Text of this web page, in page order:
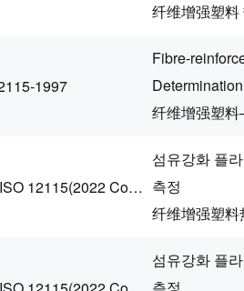
纤维增强塑
1997
Fibre-
纤维增强塑
KS M ISO 12115(2022 Confirm)
섬유강화 플
측정
纤维增强塑
섬유강화 플